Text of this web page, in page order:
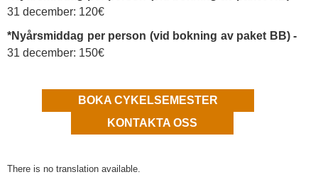
31 december: 120€
*Nyårsmiddag per person (vid bokning av paket BB) -
31 december: 150€
BOKA CYKELSEMESTER
KONTAKTA OSS
There is no translation available.